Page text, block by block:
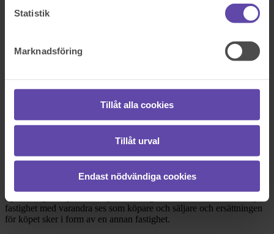
Statistik
Marknadsföring
Tillåt alla cookies
Tillåt urval
Endast nödvändiga cookies
2018-03-06
din fråga.
Regler om byte av fastigheter finns ijordabalken (JB)
nedan att redogöra för tillämpliga regler samt för vad som gäller i ditt
Regler om byte av fastighet
Enligt4 kap 28 § JBgäller reglerna i1-27 §§om köp av fastighet
även för byte av fastighet. När två ägare byter bostäder med
ägarna säljer respektive köper en fastighet. Personerna som vill byta
fastighet med varandra ses som köpare och säljare och ersättningen
för köpet sker i form av en annan fastighet.